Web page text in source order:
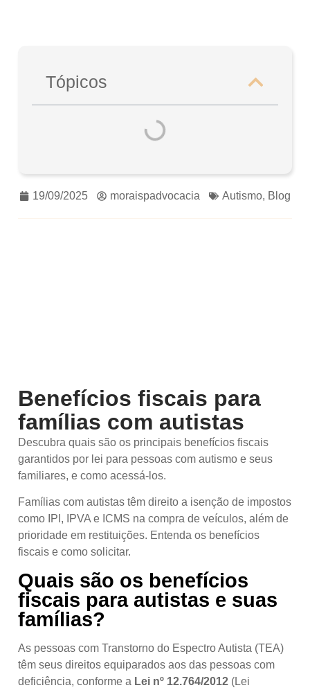
Tópicos
19/09/2025 moraispadvocacia Autismo, Blog
Benefícios fiscais para
famílias com autistas
Descubra quais são os principais benefícios fiscais
garantidos por lei para pessoas com autismo e seus
familiares, e como acessá-los.
Famílias com autistas têm direito a isenção de impostos
como IPI, IPVA e ICMS na compra de veículos, além de
prioridade em restituições. Entenda os benefícios
fiscais e como solicitar.
Quais são os benefícios
fiscais para autistas e suas
famílias?
As pessoas com Transtorno do Espectro Autista (TEA)
têm seus direitos equiparados aos das pessoas com
deficiência, conforme a Lei nº 12.764/2012 (Lei